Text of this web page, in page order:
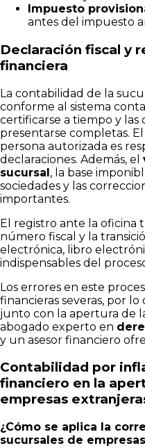
Impuesto
antes del impuesto
Declaración fiscal y
financiera
La contabilidad de la
conforme al sistema
certificarse a tiempo y las
presentarse completas.
persona autorizada es
declaraciones. Además, el
sucursal, la base
sociedades y las
importantes.
El registro ante la oficina
número fiscal y la
electrónica, libro
indispensables del
Los errores en este
financieras severas, por
junto con la apertura de
abogado experto en
y un asesor financiero
Contabilidad por
financiero en la
empresas
¿Cómo se aplica la
sucursales de